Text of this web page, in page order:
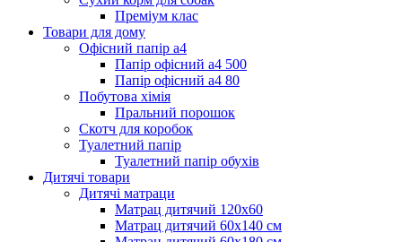
Преміум клас
Товари для дому
Офісний папір а4
Папір офісний а4 500
Папір офісний а4 80
Побутова хімія
Пральний порошок
Скотч для коробок
Туалетний папір
Туалетний папір обухів
Дитячі товари
Дитячі матраци
Матрац дитячий 120х60
Матрац дитячий 60х140 см